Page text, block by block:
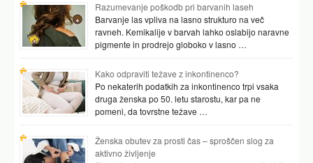
Razumevanje poškodb pri barvanih laseh
Barvanje las vpliva na lasno strukturo na več
ravneh. Kemikalije v barvah lahko oslabijo naravne
pigmente in prodrejo globoko v lasno …
Kako odpraviti težave z inkontinenco?
Po nekaterih podatkih za inkontinenco trpi vsaka
druga ženska po 50. letu starostu, kar pa ne
pomeni, da tovrstne težave …
Ženska obutev za prosti čas – sproščen slog za
aktivno življenje